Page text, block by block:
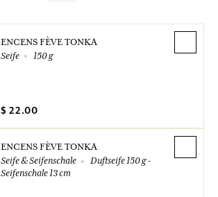
ENCENS FÈVE TONKA
Seife
150 g
$ 22.00
ENCENS FÈVE TONKA
Seife & Seifenschale
Duftseife 150 g -
Seifenschale 13 cm